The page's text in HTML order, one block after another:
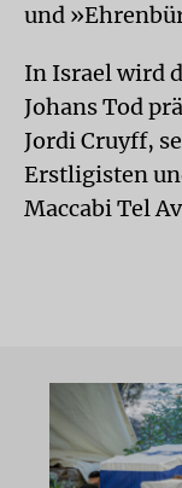
und
In Israel wird
Johans Tod
Jordi Cruyff,
Erstligisten
Maccabi Tel